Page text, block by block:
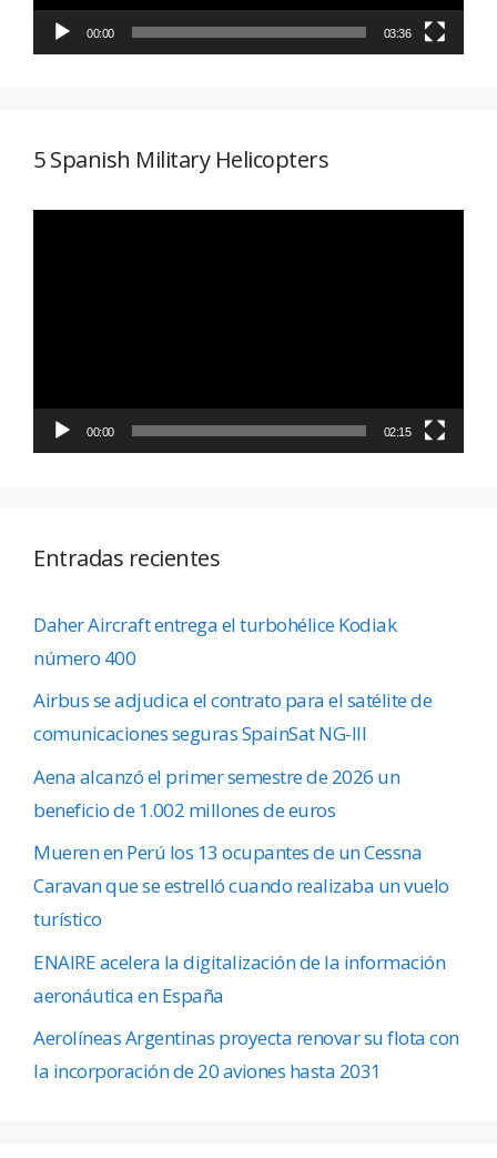
00:00 03:36
5 Spanish Military Helicopters
00:00 02:15
Entradas recientes
Daher Aircraft entrega el turbohélice Kodiak
número 400
Airbus se adjudica el contrato para el satélite de
comunicaciones seguras SpainSat NG-III
Aena alcanzó el primer semestre de 2026 un
beneficio de 1.002 millones de euros
Mueren en Perú los 13 ocupantes de un Cessna
Caravan que se estrelló cuando realizaba un vuelo
turístico
ENAIRE acelera la digitalización de la información
aeronáutica en España
Aerolíneas Argentinas proyecta renovar su flota con
la incorporación de 20 aviones hasta 2031